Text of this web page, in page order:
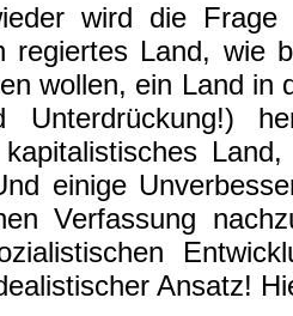
wird die
regiertes Land, wie
wollen, ein Land in
Unterdrückung!)
kapitalistisches
einige
Verfassung
Ansatz!